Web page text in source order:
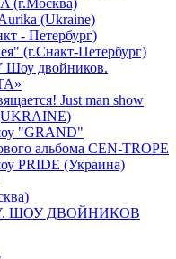
(г.Москва)
(Ukraine)
- Петербург)
(г.Снакт-Петербург)
двойников.
Just man show
"GRAND"
альбома CEN-TROPE
PRIDE (Украина)
ШОУ ДВОЙНИКОВ